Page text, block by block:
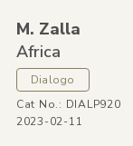
M. Zalla
Africa
Dialogo
Cat No.: DIALP920
2023-02-11